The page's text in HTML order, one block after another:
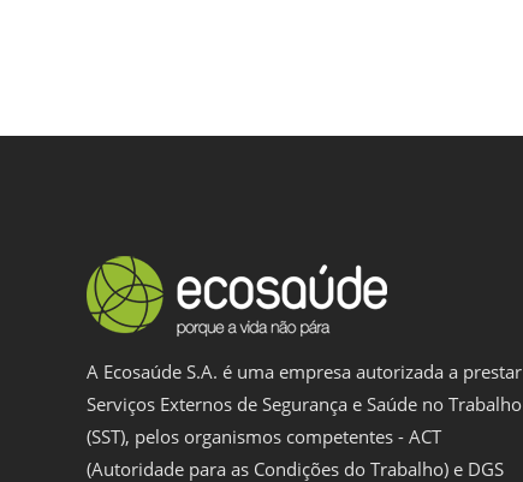
A Ecosaúde S.A. é uma empresa autorizada a prestar
Serviços Externos de Segurança e Saúde no Trabalho
(SST), pelos organismos competentes - ACT
(Autoridade para as Condições do Trabalho) e DGS